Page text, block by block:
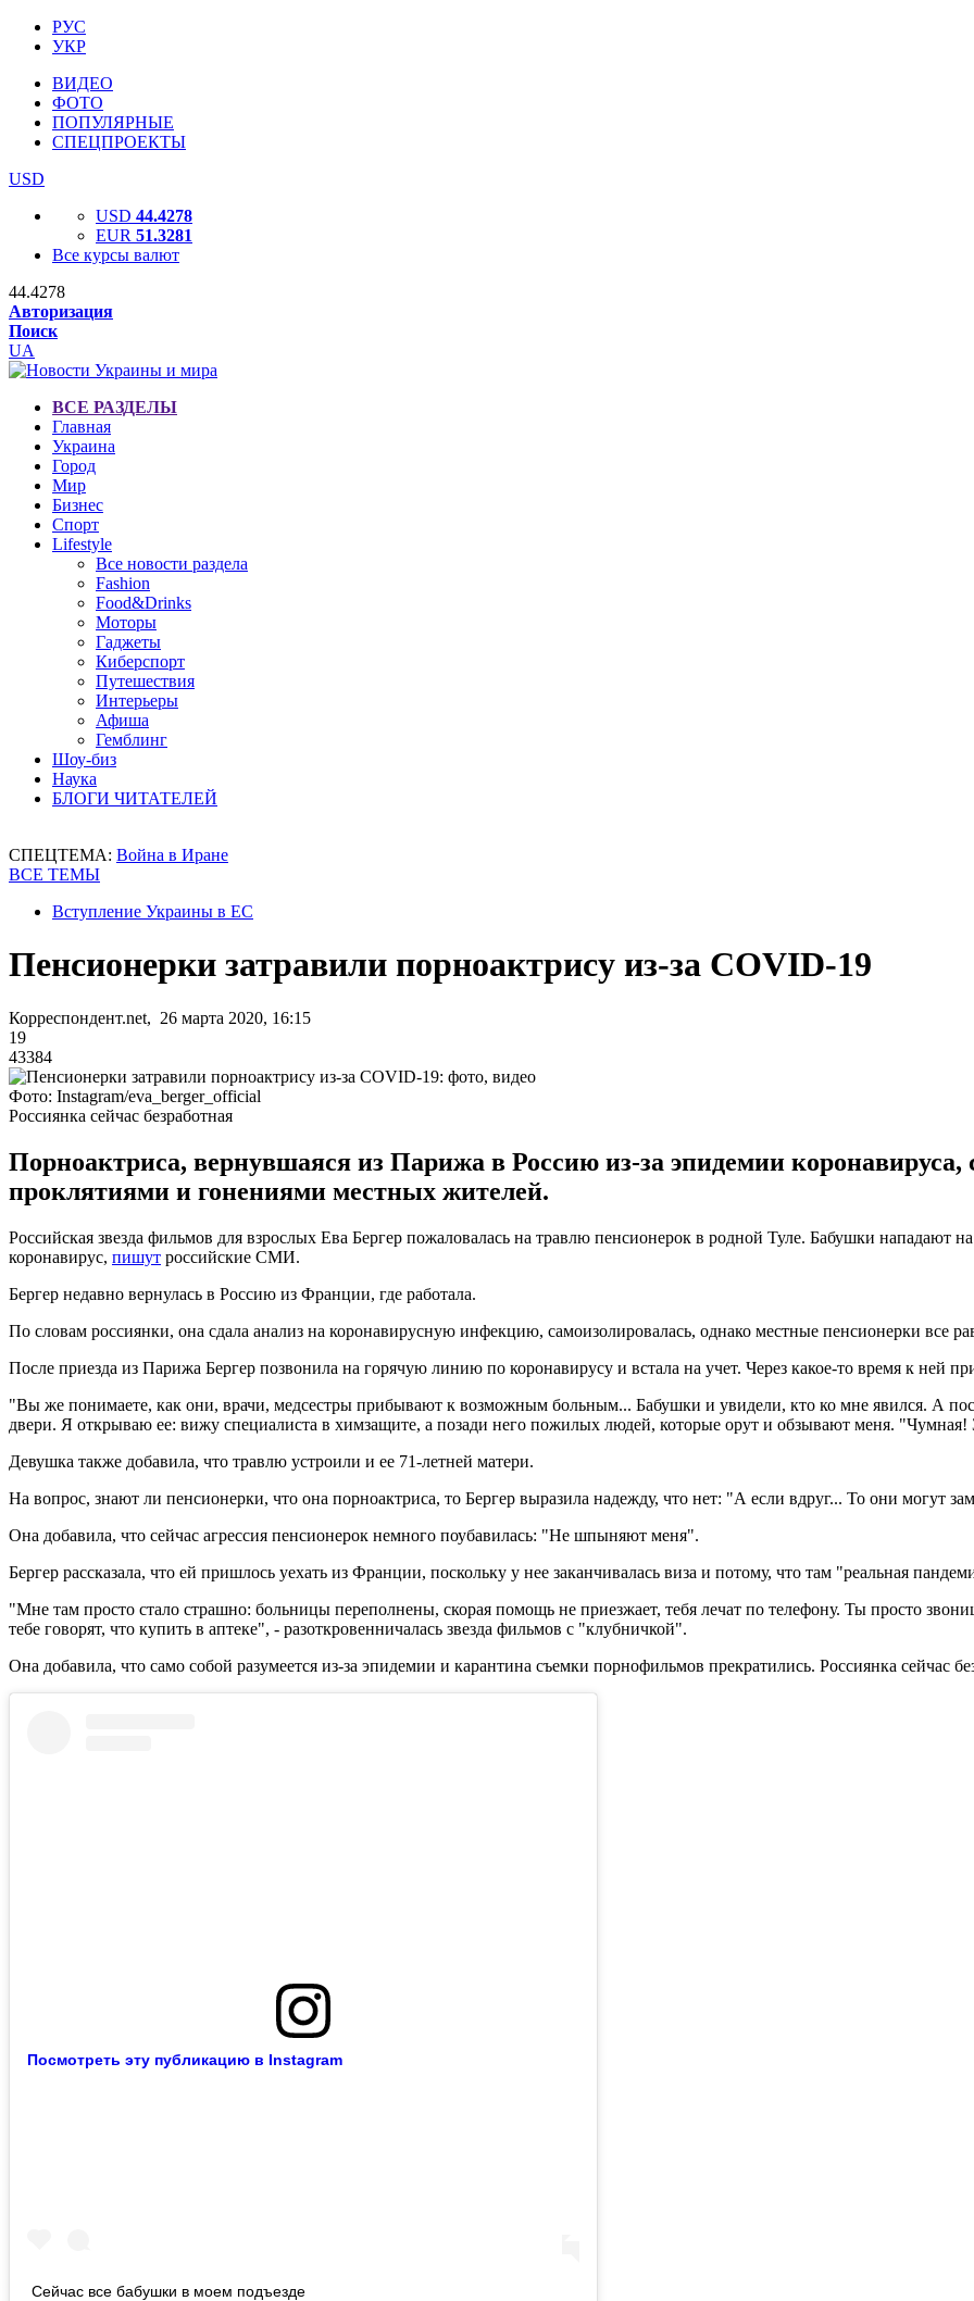
РУС
УКР
ВИДЕО
ФОТО
ПОПУЛЯРНЫЕ
СПЕЦПРОЕКТЫ
USD
USD 44.4278
EUR 51.3281
Все курсы валют
44.4278
Авторизация
Поиск
UA
ВСЕ РАЗДЕЛЫ
Главная
Украина
Город
Мир
Бизнес
Спорт
Lifestyle
Все новости раздела
Fashion
Food&Drinks
Моторы
Гаджеты
Киберспорт
Путешествия
Интерьеры
Афиша
Гемблинг
Шоу-биз
Наука
БЛОГИ ЧИТАТЕЛЕЙ
СПЕЦТЕМА: Война в Иране
ВСЕ ТЕМЫ
Вступление Украины в ЕС
Пенсионерки затравили порноактрису из-за COVID-19
Корреспондент.net, 26 марта 2020, 16:15
19
43384
Фото: Instagram/eva_berger_official
Россиянка сейчас безработная
Порноактриса, вернувшаяся из Парижа в Россию из-за эпидемии коронавируса,
проклятиями и гонениями местных жителей.
Российская звезда фильмов для взрослых Ева Бергер пожаловалась на травлю пенсионерок в родной Туле. Бабушки нападают
коронавирус, пишут российские СМИ.
Бергер недавно вернулась в Россию из Франции, где работала.
По словам россиянки, она сдала анализ на коронавирусную инфекцию, самоизолировалась, однако местные пенсионерки все
После приезда из Парижа Бергер позвонила на горячую линию по коронавирусу и встала на учет. Через какое-то время к ней
"Вы же понимаете, как они, врачи, медсестры прибывают к возможным больным... Бабушки и увидели, кто ко мне явился. А
двери. Я открываю ее: вижу специалиста в химзащите, а позади него пожилых людей, которые орут и обзывают меня.
Девушка также добавила, что травлю устроили и ее 71-летней матери.
На вопрос, знают ли пенсионерки, что она порноактриса, то Бергер выразила надежду, что нет: "А если вдруг... То они могут
Она добавила, что сейчас агрессия пенсионерок немного поубавилась: "Не шпыняют меня".
Бергер рассказала, что ей пришлось уехать из Франции, поскольку у нее заканчивалась виза и потому, что там "реальная
"Мне там просто стало страшно: больницы переполнены, скорая помощь не приезжает, тебя лечат по телефону. Ты просто
тебе говорят, что купить в аптеке", - разоткровенничалась звезда фильмов с "клубничкой".
Она добавила, что само собой разумеется из-за эпидемии и карантина съемки порнофильмов прекратились. Россиянка сейчас
Посмотреть эту публикацию в Instagram
Сейчас все бабушки в моем подъезде